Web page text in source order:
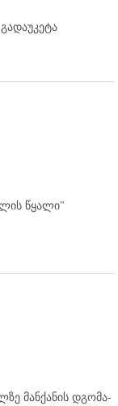
წყალი"
მანქანის დგომა-